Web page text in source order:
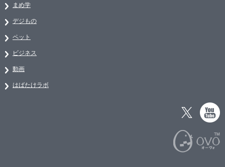
まめ学
デジもの
ペット
ビジネス
動画
はばたけラボ